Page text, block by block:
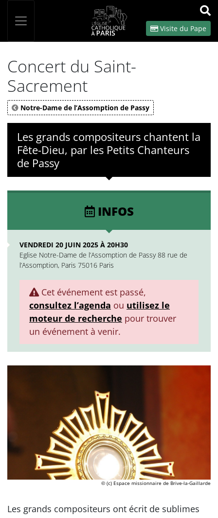
OK
Visite du Pape
Concert du Saint-
Sacrement
Notre-Dame de l’Assomption de Passy
Les grands compositeurs chantent la
Fête-Dieu, par les Petits Chanteurs
de Passy
INFOS
VENDREDI 20 JUIN 2025 À 20H30
Eglise Notre-Dame de l’Assomption de Passy 88 rue de
l’Assomption, Paris 75016 Paris
Cet événement est passé,
consultez l’agenda ou utilisez le
moteur de recherche pour trouver
un événement à venir.
© (c) Espace missionnaire de Brive-la-Gaillarde
Les grands compositeurs ont écrit de sublimes
Panneau de gestion des cookies